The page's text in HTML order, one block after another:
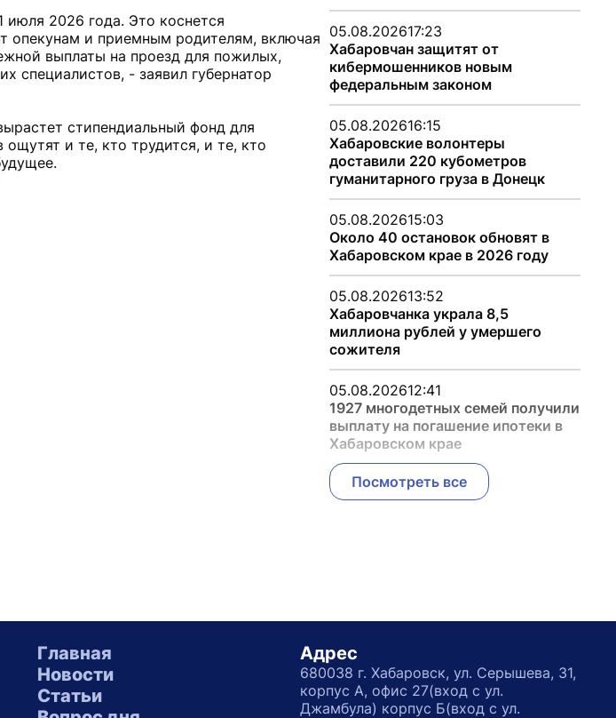
июля 2026 года. Это коснется
опекунам и приемным родителям, включая
выплаты на проезд для пожилых,
специалистов, - заявил губернатор
стипендиальный фонд для
и те, кто трудится, и те, кто
05.08.202617:23
Хабаровчан защитят от
кибермошенников новым
федеральным законом
05.08.202616:15
Хабаровские волонтеры
доставили 220 кубометров
гуманитарного груза в Донецк
05.08.202615:03
Около 40 остановок обновят в
Хабаровском крае в 2026 году
05.08.202613:52
Хабаровчанка украла 8,5
миллиона рублей у умершего
сожителя
05.08.202612:41
1927 многодетных семей получили
выплату на погашение ипотеки в
Хабаровском крае
Посмотреть все
Главная
Новости
Статьи
Адрес
680038 г. Хабаровск, ул. Серышева, 31,
корпус А, офис 27(вход с ул.
Джамбула) корпус Б(вход с ул.